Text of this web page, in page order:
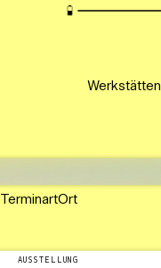
Werkstätten
TerminartOrt
AUSSTELLUNG